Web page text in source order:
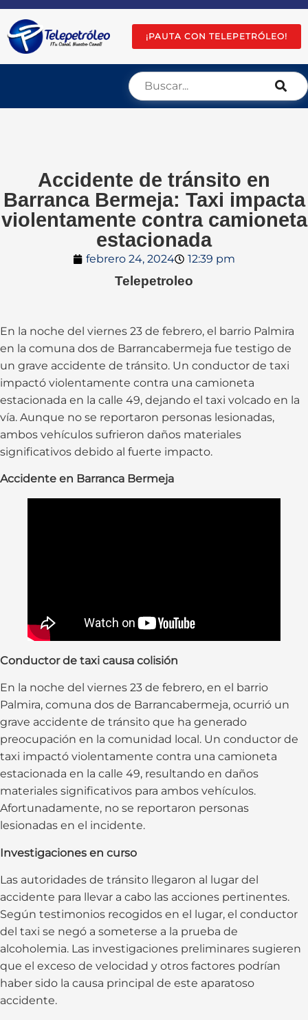
¡PAUTA CON TELEPETRÓLEO!
Accidente de tránsito en
Barranca Bermeja: Taxi impacta
violentamente contra camioneta
estacionada
febrero 24, 2024 12:39 pm
Telepetroleo
En la noche del viernes 23 de febrero, el barrio Palmira
en la comuna dos de Barrancabermeja fue testigo de
un grave accidente de tránsito. Un conductor de taxi
impactó violentamente contra una camioneta
estacionada en la calle 49, dejando el taxi volcado en la
vía. Aunque no se reportaron personas lesionadas,
ambos vehículos sufrieron daños materiales
significativos debido al fuerte impacto.
Accidente en Barranca Bermeja
Conductor de taxi causa colisión
En la noche del viernes 23 de febrero, en el barrio
Palmira, comuna dos de Barrancabermeja, ocurrió un
grave accidente de tránsito que ha generado
preocupación en la comunidad local. Un conductor de
taxi impactó violentamente contra una camioneta
estacionada en la calle 49, resultando en daños
materiales significativos para ambos vehículos.
Afortunadamente, no se reportaron personas
lesionadas en el incidente.
Investigaciones en curso
Las autoridades de tránsito llegaron al lugar del
accidente para llevar a cabo las acciones pertinentes.
Según testimonios recogidos en el lugar, el conductor
del taxi se negó a someterse a la prueba de
alcoholemia. Las investigaciones preliminares sugieren
que el exceso de velocidad y otros factores podrían
haber sido la causa principal de este aparatoso
accidente.